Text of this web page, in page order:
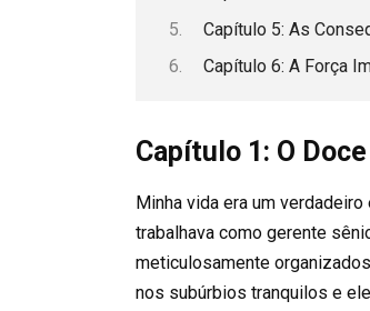
Capítulo 5: As
Capítulo 6: A Força
Capítulo 1: O
Minha vida era um
trabalhava como gerente
meticulosamente
nos subúrbios tranquilos e